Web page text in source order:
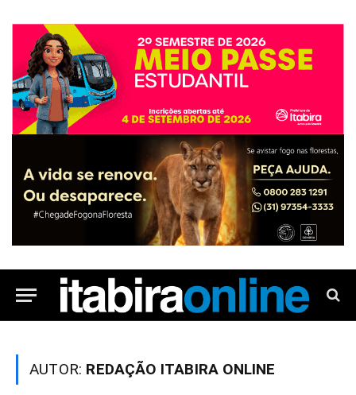
AUTOR: REDAÇÃO ITABIRA ONLINE